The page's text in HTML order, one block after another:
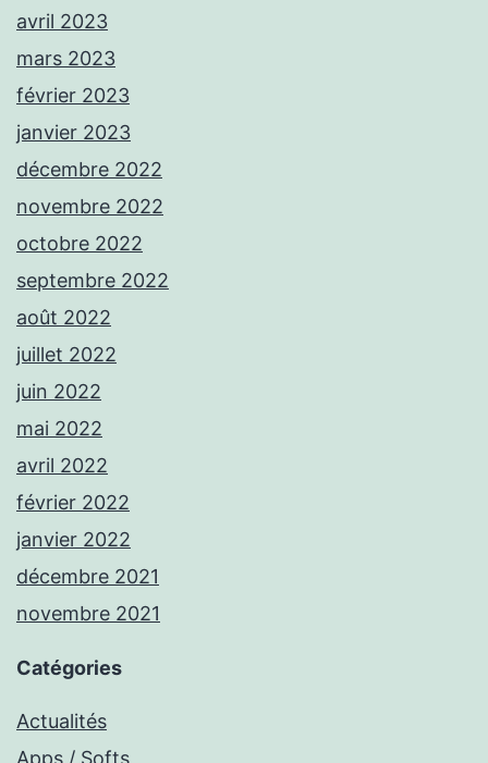
avril 2023
mars 2023
février 2023
janvier 2023
décembre 2022
novembre 2022
octobre 2022
septembre 2022
août 2022
juillet 2022
juin 2022
mai 2022
avril 2022
février 2022
janvier 2022
décembre 2021
novembre 2021
Catégories
Actualités
Apps / Softs